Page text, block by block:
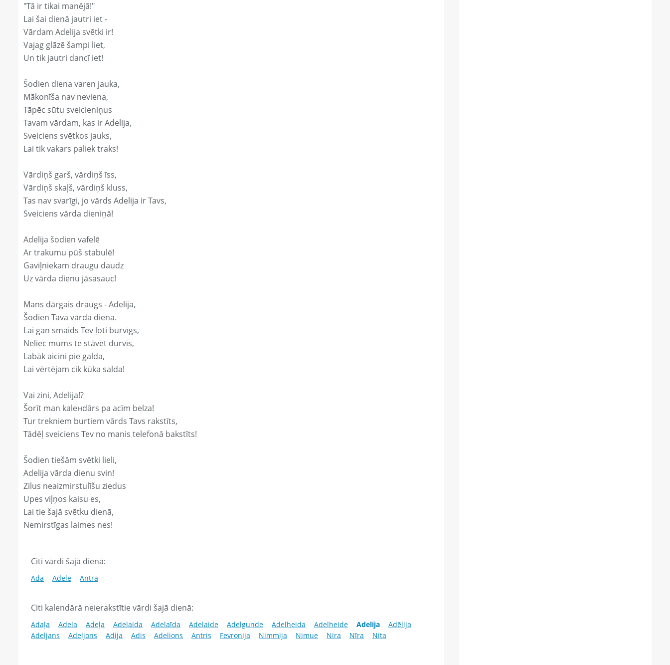
"Tā ir tikai manējā!"
Lai šai dienā jautri iet -
Vārdam Adelija svētki ir!
Vajag glāzē šampi liet,
Un tik jautri dancī iet!
Šodien diena varen jauka,
Mākonīša nav neviena,
Tāpēc sūtu sveicieniņus
Tavam vārdam, kas ir Adelija,
Sveiciens svētkos jauks,
Lai tik vakars paliek traks!
Vārdiņš garš, vārdiņš īss,
Vārdiņš skaļš, vārdiņš kluss,
Tas nav svarīgi, jo vārds Adelija ir Tavs,
Sveiciens vārda dieniņā!
Adelija šodien vafelē
Ar trakumu pūš stabulē!
Gaviļniekam draugu daudz
Uz vārda dienu jāsasauc!
Mans dārgais draugs - Adelija,
Šodien Tava vārda diena.
Lai gan smaids Tev ļoti burvīgs,
Neliec mums te stāvēt durvīs,
Labāk aicini pie galda,
Lai vērtējam cik kūka salda!
Vai zini, Adelija!?
Šorīt man kaleнdārs pa acīm belza!
Tur trekniem burtiem vārds Tavs rakstīts,
Tādēļ sveiciens Tev no manis telefonā bakstīts!
Šodien tiešām svētki lieli,
Adelija vārda dienu svin!
Zilus neaizmirstulīšu ziedus
Upes viļņos kaisu es,
Lai tie šajā svētku dienā,
Nemirstīgas laimes nes!
Citi vārdi šajā dienā:
Ada Adele Antra
Citi kalendārā neierakstītie vārdi šajā dienā:
Adaļa Adela Adeļa Adelaida Adelaīda Adelaide Adelgunde Adelheida Adelheide Adelija
Adēlija
Adeljans
Adeļjons Adija Adis Adelions Antris Fevronija Nimmija Nimue Nira Nīra Nita